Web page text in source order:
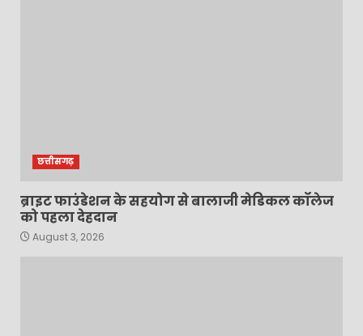
छत्तीसगढ़
ब्राइट फाउंडेशन के सहयोग से बालाजी मेडिकल कॉलेज
को पहला देहदान
August 3, 2026